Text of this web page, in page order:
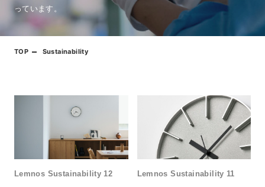
っています。
TOP Sustainability
Lemnos Sustainability 12 Lemnos Sustainability 11